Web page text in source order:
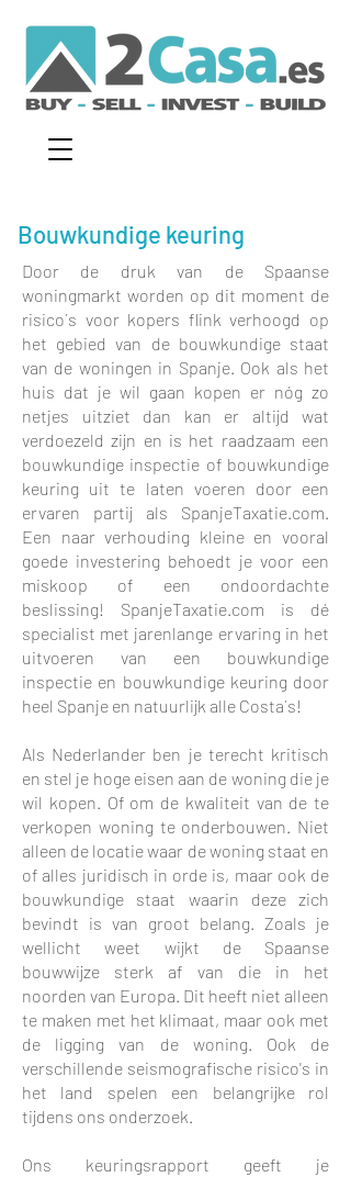
Bouwkundige keuring
Door de druk van de Spaanse
woningmarkt worden op dit moment de
risico´s voor kopers flink verhoogd op
het gebied van de bouwkundige staat
van de woningen in Spanje. Ook als het
huis dat je wil gaan kopen er nóg zo
netjes uitziet dan kan er altijd wat
verdoezeld zijn en is het raadzaam een
bouwkundige inspectie of bouwkundige
keuring uit te laten voeren door een
ervaren partij als SpanjeTaxatie.com.
Een naar verhouding kleine en vooral
goede investering behoedt je voor een
miskoop of een ondoordachte
beslissing! SpanjeTaxatie.com is dé
specialist met jarenlange ervaring in het
uitvoeren van een bouwkundige
inspectie en bouwkundige keuring door
heel Spanje en natuurlijk alle Costa´s!
Als Nederlander ben je terecht kritisch
en stel je hoge eisen aan de woning die je
wil kopen. Of om de kwaliteit van de te
verkopen woning te onderbouwen. Niet
alleen de locatie waar de woning staat en
of alles juridisch in orde is, maar ook de
bouwkundige staat waarin deze zich
bevindt is van groot belang. Zoals je
wellicht weet wijkt de Spaanse
bouwwijze sterk af van die in het
noorden van Europa. Dit heeft niet alleen
te maken met het klimaat, maar ook met
de ligging van de woning. Ook de
verschillende seismografische risico's in
het land spelen een belangrijke rol
tijdens ons onderzoek.
Ons keuringsrapport geeft je